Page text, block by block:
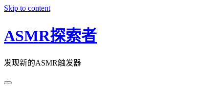
Skip to content
ASMR探索者
发现新的ASMR触发器